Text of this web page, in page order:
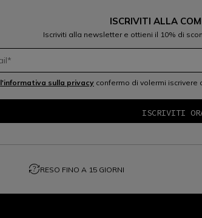
ISCRIVITI ALLA
Iscriviti alla newsletter e ottieni il 10% di
l'informativa sulla privacy confermo di volermi iscrivere
question_exchangeRESO FINO A 15 GIORNI